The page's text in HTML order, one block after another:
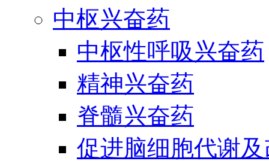
中枢兴奋药
中枢性呼吸兴奋药
精神兴奋药
脊髓兴奋药
促进脑细胞代谢